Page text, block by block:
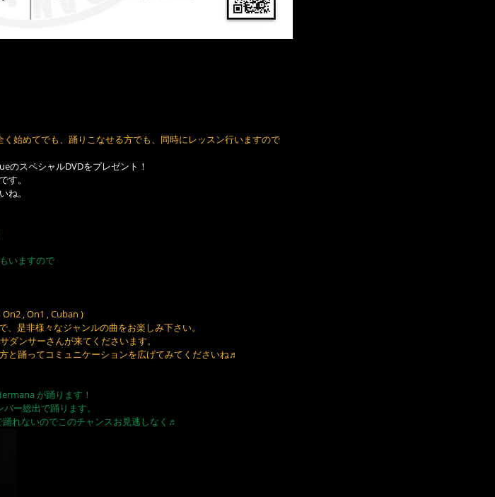
始めてでも、踊りこなせる方でも、同時にレッスン行いますので
のスペシャルDVDをプレゼント！
す。
ね。
いますので
, On1 , Cuban )
是非様々なジャンルの曲をお楽しみ下さい。
ダンサーさんが来てくださいます。
と踊ってコミュニケーションを広げてみてくださいね♬
が踊ります！
ー総出で踊ります。
れないのでこのチャンスお見逃しなく♬